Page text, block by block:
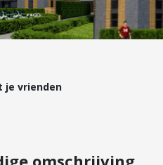
hypotheek
je vrienden
omschrijving